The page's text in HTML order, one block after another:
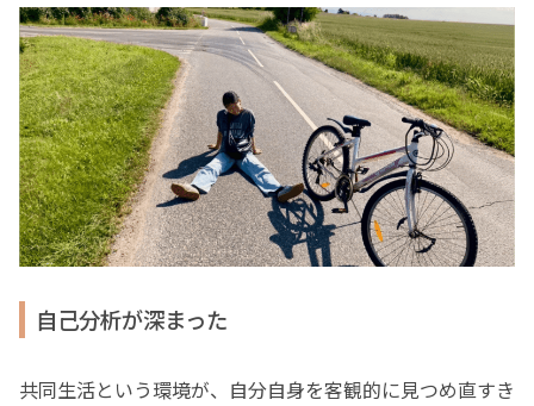
自己分析が深まった
共同生活という環境が、自分自身を客観的に見つめ直すき